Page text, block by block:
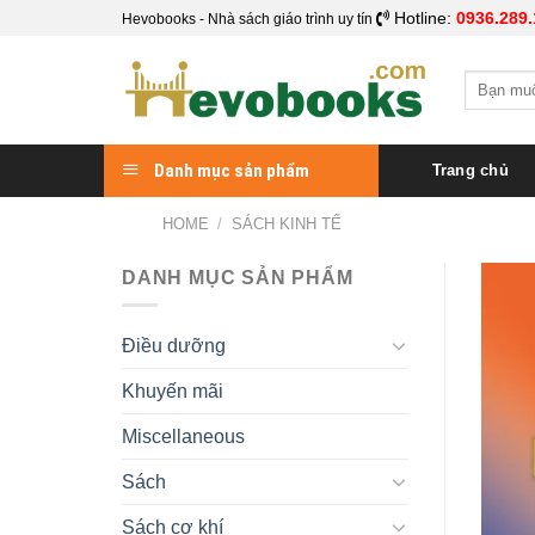
Hevobooks - Nhà sách giáo trình uy tín Hotline:
Search
Danh mục sản phẩm Trang chủ
HOME / SÁCH KINH TẾ
DANH MỤC SẢN PHẨM
Điều dưỡng
Khuyến mãi
Miscellaneous
Sách
Sách cơ khí